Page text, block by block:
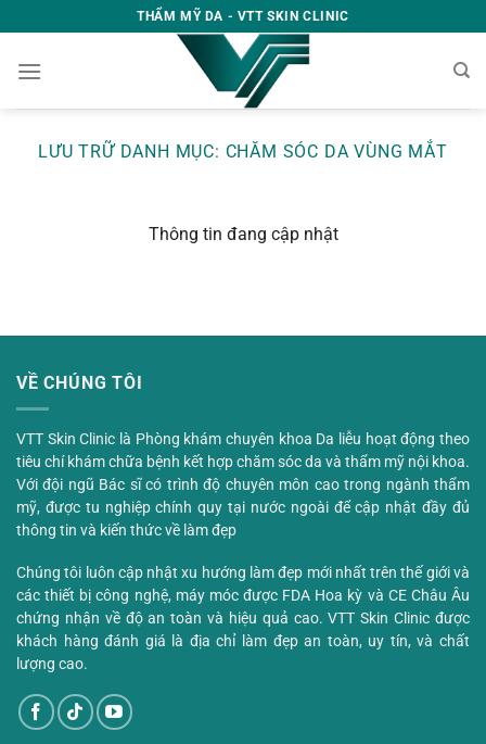
qua
nội
THẨM MỸ DA - VTT SKIN CLINIC
LƯU TRỮ DANH MỤC: CHĂM SÓC DA VÙNG MẮT
Thông tin đang cập nhật
VỀ CHÚNG TÔI
VTT Skin Clinic là Phòng khám chuyên khoa Da liễu hoạt động theo
tiêu chí khám chữa bệnh kết hợp chăm sóc da và thẩm mỹ nội khoa.
Với đội ngũ Bác sĩ có trình độ chuyên môn cao trong ngành thẩm
mỹ, được tu nghiệp chính quy tại nước ngoài để cập nhật đầy đủ
thông tin và kiến thức về làm đẹp
Chúng tôi luôn cập nhật xu hướng làm đẹp mới nhất trên thế giới và
các thiết bị công nghệ, máy móc được FDA Hoa kỳ và CE Châu Âu
chứng nhận về độ an toàn và hiệu quả cao. VTT Skin Clinic được
khách hàng đánh giá là địa chỉ làm đẹp an toàn, uy tín, và chất
lượng cao.